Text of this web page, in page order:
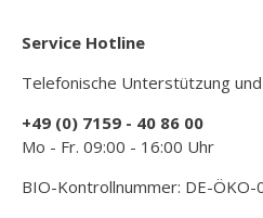
Service Hotline
Telefonische Unterstützung
+49 (0) 7159 - 40 86 00
Mo - Fr. 09:00 - 16:00 Uhr
BIO-Kontrollnummer: DE-ÖKO-